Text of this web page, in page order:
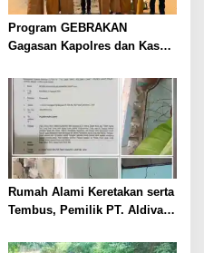
Program GEBRAKAN
Gagasan Kapolres dan Kasat
Menyasar ke Siswa SDN dan
SMPN di Jarai
Rumah Alami Keretakan serta
Tembus, Pemilik PT. Aldiva